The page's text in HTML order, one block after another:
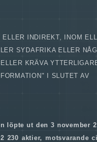
INDIREKT, INOM
SYDAFRIKA ELLER
KRÄVA
I SLUTET AV
löpte ut den 3 november
230 aktier, motsvarande